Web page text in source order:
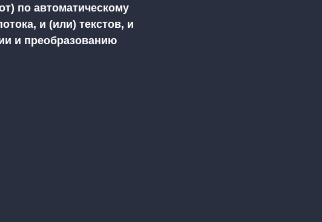
по автоматическому
и (или) текстов, и
и преобразованию